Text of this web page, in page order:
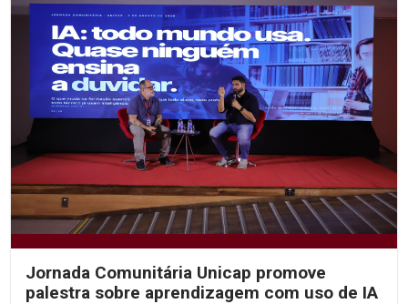
Jornada Comunitária Unicap promove
palestra sobre aprendizagem com uso de IA